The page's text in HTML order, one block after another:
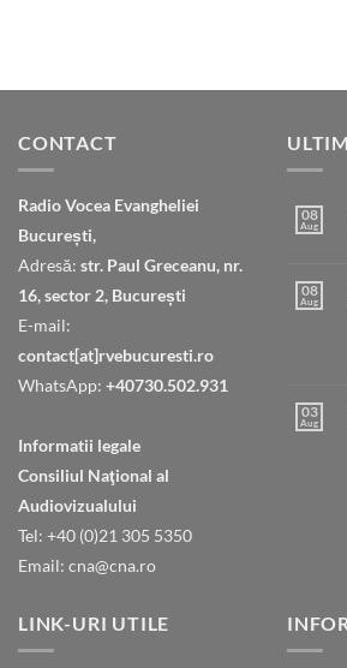
CONTACT
Radio Vocea Evangheliei
București,
Adresă: str. Paul Greceanu, nr.
16, sector 2, București
E-mail:
contact[at]rvebucuresti.ro
WhatsApp: +40730.502.931
Informatii legale
Consiliul Naţional al
Audiovizualului
Tel: +40 (0)21 305 5350
Email: cna@cna.ro
08
Aug
08
Aug
03
Aug
LINK-URI UTILE